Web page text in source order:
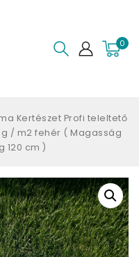
0
Kertészet Profi teleltető
g / m2 fehér ( Magasság
120 cm )